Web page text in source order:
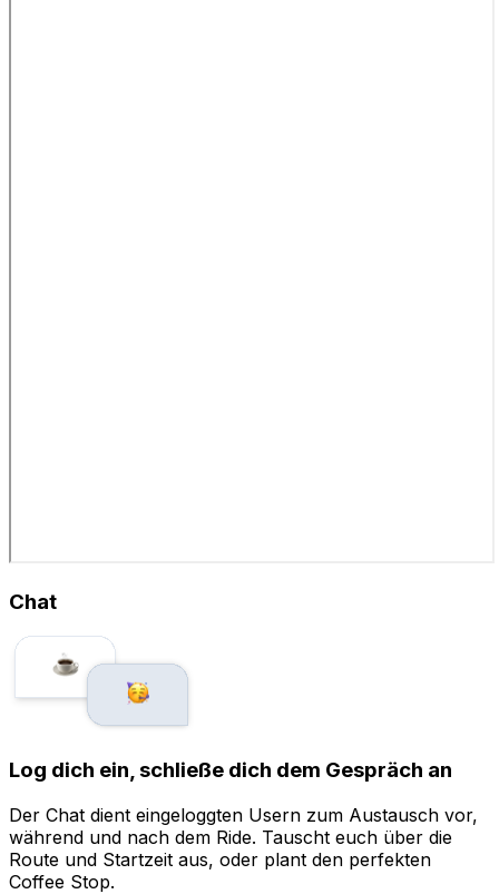
Chat
Log dich ein, schließe dich dem Gespräch an
Der Chat dient eingeloggten Usern zum Austausch vor,
während und nach dem Ride. Tauscht euch über die
Route und Startzeit aus, oder plant den perfekten
Coffee Stop.